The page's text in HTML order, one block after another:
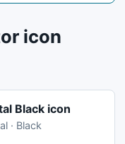
icon
Black icon
· Black